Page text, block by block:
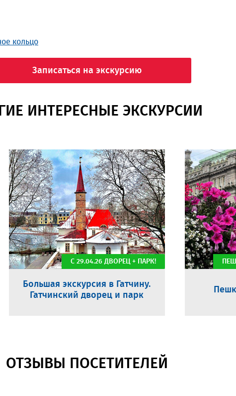
кольцо
Записаться на экскурсию
ИНТЕРЕСНЫЕ ЭКСКУРСИИ
Большая экскурсия в Гатчину.
Гатчинский дворец и парк
С 29.04.26 ДВОРЕЦ + ПАРК!
ОТЗЫВЫ ПОСЕТИТЕЛЕЙ